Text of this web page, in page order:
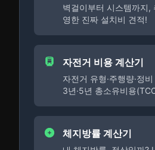
벽걸이부터 시스템까지,
영한 진짜 설치비 견적!
자전거 비용 계산기
자전거 유형·주행량·정
3년·5년 총소유비용
체지방률 계산기